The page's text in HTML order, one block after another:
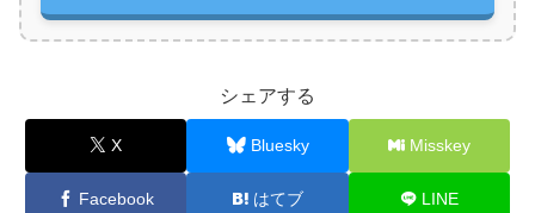
シェアする
X Bluesky Misskey
Facebook はてブ LINE